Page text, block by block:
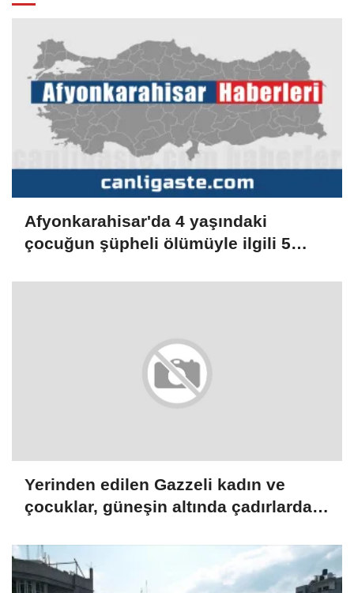
Afyonkarahisar'da 4 yaşındaki
çocuğun şüpheli ölümüyle ilgili 5
Yerinden edilen Gazzeli kadın ve
çocuklar, güneşin altında çadırlarda
çalışıyor